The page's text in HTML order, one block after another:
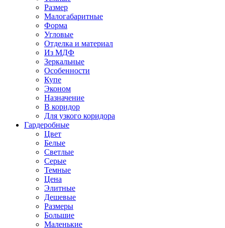
Размер
Малогабаритные
Форма
Угловые
Отделка и материал
Из МДФ
Зеркальные
Особенности
Купе
Эконом
Назначение
В коридор
Для узкого коридора
Гардеробные
Цвет
Белые
Светлые
Серые
Темные
Цена
Элитные
Дешевые
Размеры
Большие
Маленькие